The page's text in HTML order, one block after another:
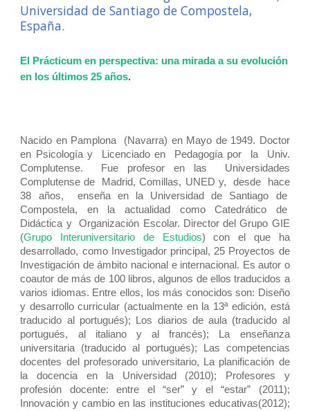
Universidad de Santiago de Compostela,
España.
El Prácticum en perspectiva: una mirada a su evolución
en los últimos 25 años.
Nacido en Pamplona (Navarra) en Mayo de 1949. Doctor
en Psicología y Licenciado en Pedagogía por la Univ.
Complutense. Fue profesor en las Universidades
Complutense de Madrid, Comillas, UNED y, desde hace
38 años, enseña en la Universidad de Santiago de
Compostela, en la actualidad como Catedrático de
Didáctica y Organización Escolar. Director del Grupo GIE
(Grupo Interuniversitario de Estudios) con el que ha
desarrollado, como Investigador principal, 25 Proyectos de
Investigación de ámbito nacional e internacional. Es autor o
coautor de más de 100 libros, algunos de ellos traducidos a
varios idiomas. Entre ellos, los más conocidos son: Diseño
y desarrollo curricular (actualmente en la 13ª edición, está
traducido al portugués); Los diarios de aula (traducido al
portugués, al italiano y al francés); La enseñanza
universitaria (traducido al portugués); Las competencias
docentes del profesorado universitario, La planificación de
la docencia en la Universidad (2010); Profesores y
profesión docente: entre el “ser” y el “estar” (2011);
Innovación y cambio en las instituciones educativas(2012);